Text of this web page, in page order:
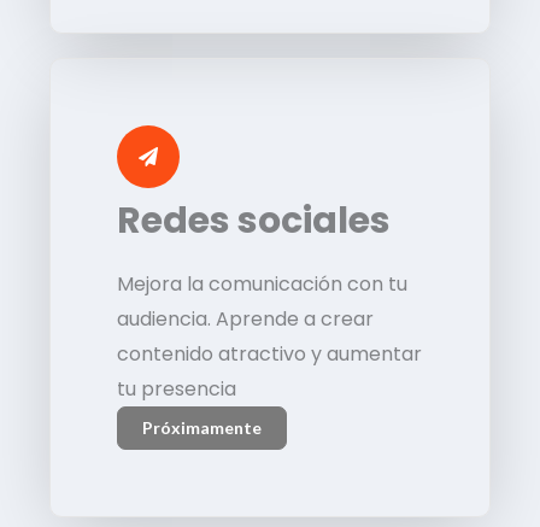
Redes sociales
Mejora la comunicación con tu
audiencia. Aprende a crear
contenido atractivo y aumentar
tu presencia
Próximamente